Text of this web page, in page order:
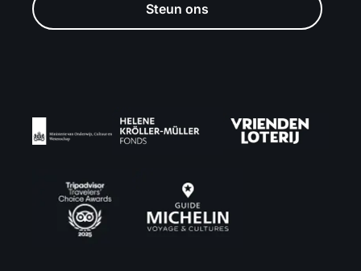
Steun ons